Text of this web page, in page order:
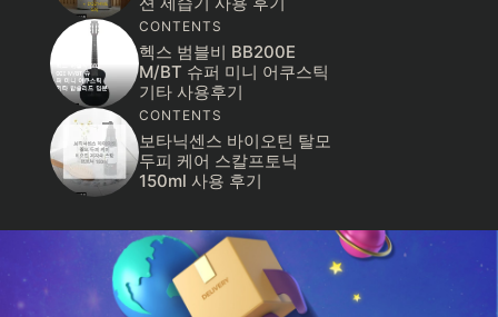
CONTENTS
헥스 범블비 BB200E
M/BT 슈퍼 미니 어쿠스틱
기타 사용후기
CONTENTS
보타닉센스 바이오틴 탈모
두피 케어 스칼프토닉
150ml 사용 후기